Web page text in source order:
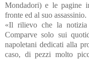
Mondadori) e le pagine
fronte ed al suo assassinio.
«Il rilievo che la notizia
Comparve solo sui
napoletani dedicati alla
caso, di pezzi molto